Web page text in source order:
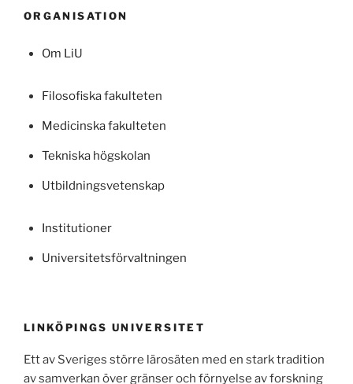
ORGANISATION
Om LiU
Filosofiska fakulteten
Medicinska fakulteten
Tekniska högskolan
Utbildningsvetenskap
Institutioner
Universitetsförvaltningen
LINKÖPINGS UNIVERSITET
Ett av Sveriges större lärosäten med en stark tradition
av samverkan över gränser och förnyelse av forskning